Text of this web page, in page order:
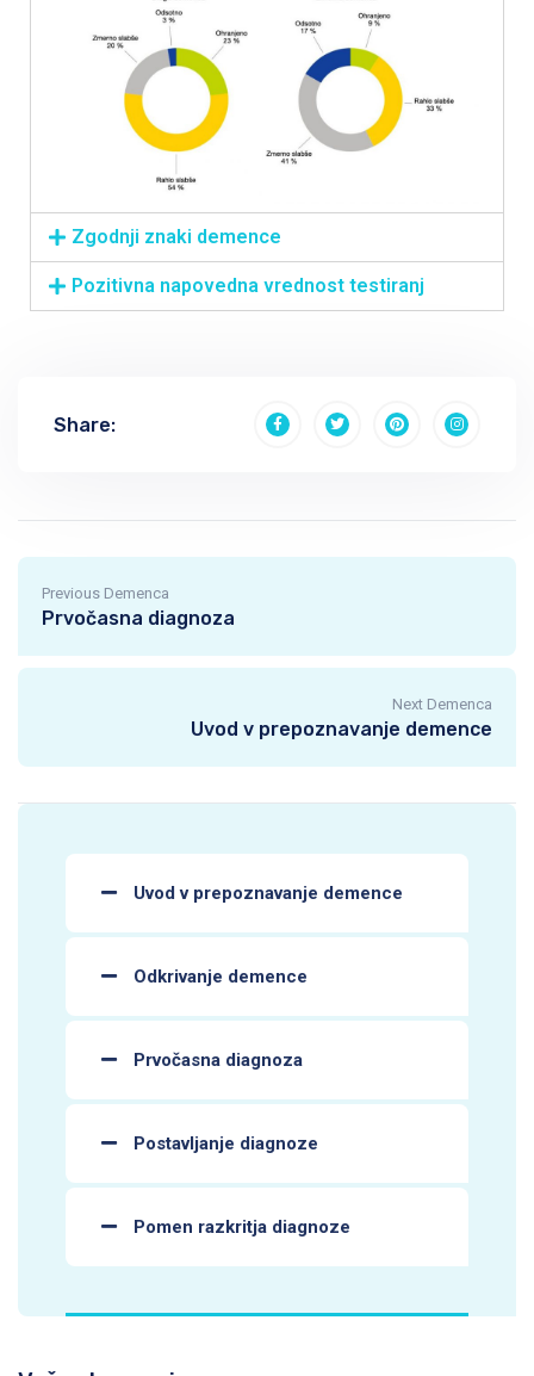
Zgodnji znaki demence
Pozitivna napovedna vrednost testiranj
Share:
Previous Demenca
Prvočasna diagnoza
Next Demenca
Uvod v prepoznavanje demence
Uvod v prepoznavanje demence
Odkrivanje demence
Prvočasna diagnoza
Postavljanje diagnoze
Pomen razkritja diagnoze